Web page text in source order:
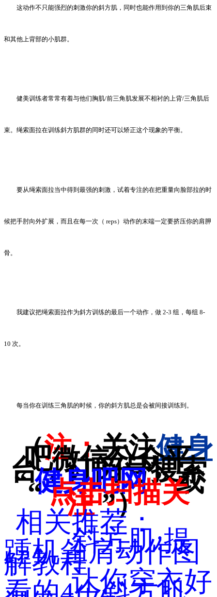
这动作不只能强烈的刺激你的斜方肌，同时也能作用到你的三角肌后束
和其他上背部的小肌群。
健美训练者常常有着与他们胸肌/前三角肌发展不相衬的上背/三角肌后
束。绳索面拉在训练斜方肌群的同时还可以矫正这个现象的平衡。
要从绳索面拉当中得到最强的刺激，试着专注的在把重量向脸部拉的时
候把手肘向外扩展，而且在每一次（ reps）动作的末端一定要挤压你的肩胛
骨。
我建议把绳索面拉作为斜方训练的最后一个动作，做 2-3 组，每组 8-
10 次。
每当你在训练三角肌的时候，你的斜方肌总是会被间接训练到。
（注：关注健身
吧微信公众平
台，订阅号搜索
“健身吧网” 或
“ 点击扫描关
注 ”）
相关推荐：
斜方肌:提
踵机耸肩动作图
解教程
让你穿衣好